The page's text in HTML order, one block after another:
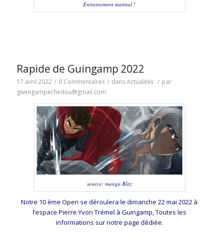
Entrainement matinal !
Rapide de Guingamp 2022
17 avril 2022 / 0 Commentaires / dansActualités / par
gwengampechedou@gmail.com
source: manga Blitz
Notre 10 ème Open se déroulera le dimanche 22 mai 2022 à
l’espace Pierre Yvon Trémel à Guingamp, Toutes les
informations sur notre page dédiée.